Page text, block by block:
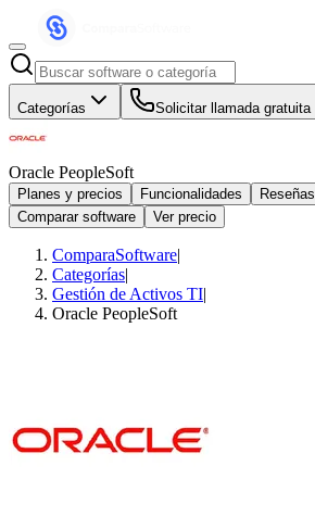
Categorías Solicitar llamada gratuita
Oracle PeopleSoft
Planes y precios Funcionalidades
Reseñas
Comparar software
Ver precio
ComparaSoftware|
Categorías|
Gestión de Activos TI|
Oracle PeopleSoft